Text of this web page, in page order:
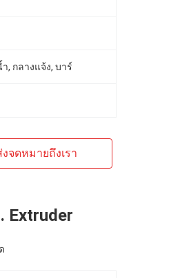
, กลางแจ้ง, บาร์
งจดหมายถึงเรา
Extruder